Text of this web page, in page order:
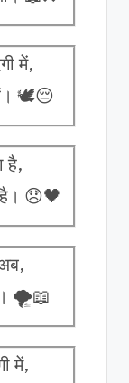
में,
🕊️😔
है,
😞🖤
🌪️📖
में,